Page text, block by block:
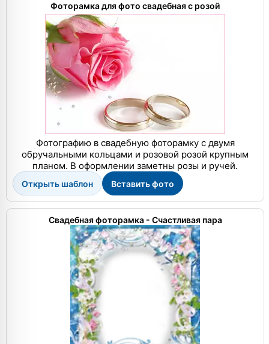
Фоторамка для фото свадебная с розой
Фотографию в свадебную фоторамку с двумя
обручальными кольцами и розовой розой крупным
планом. В оформлении заметны розы и ручей.
Открыть шаблон Вставить фото
Свадебная фоторамка - Счастливая пара